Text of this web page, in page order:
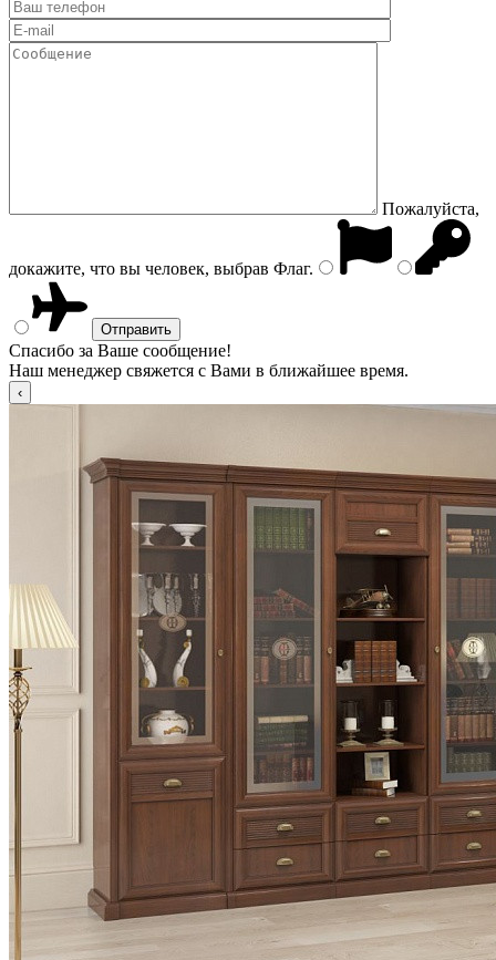
Пожалуйста,
докажите, что вы человек, выбрав Флаг.
Спасибо за Ваше сообщение!
Наш менеджер свяжется с Вами в ближайшее время.